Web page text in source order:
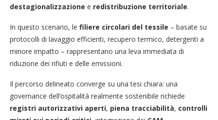
destagionalizzazione e redistribuzione territoriale.
In questo scenario, le filiere circolari del tessile – basate su
protocolli di lavaggio efficienti, recupero termico, detergenti a
minore impatto – rappresentano una leva immediata di
riduzione dei rifiuti e delle emissioni.
Il percorso delineato converge su una tesi chiara: una
governance dell’ospitalità realmente sostenibile richiede
registri autorizzativi aperti, piena tracciabilità, controlli